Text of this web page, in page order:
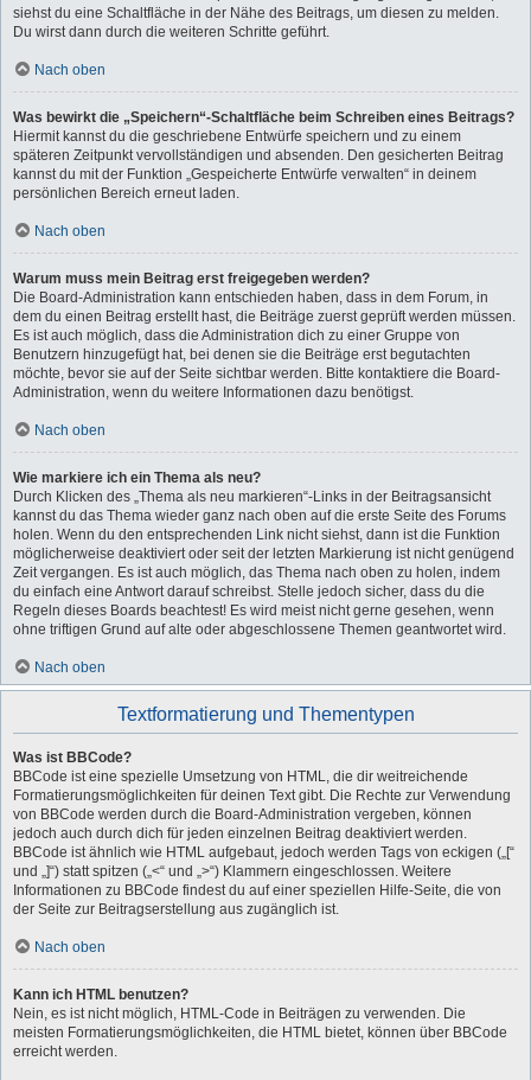
siehst du eine Schaltfläche in der Nähe des Beitrags, um diesen zu melden.
Du wirst dann durch die weiteren Schritte geführt.
Nach oben
Was bewirkt die „Speichern“-Schaltfläche beim Schreiben eines Beitrags?
Hiermit kannst du die geschriebene Entwürfe speichern und zu einem
späteren Zeitpunkt vervollständigen und absenden. Den gesicherten Beitrag
kannst du mit der Funktion „Gespeicherte Entwürfe verwalten“ in deinem
persönlichen Bereich erneut laden.
Nach oben
Warum muss mein Beitrag erst freigegeben werden?
Die Board-Administration kann entschieden haben, dass in dem Forum, in
dem du einen Beitrag erstellt hast, die Beiträge zuerst geprüft werden müssen.
Es ist auch möglich, dass die Administration dich zu einer Gruppe von
Benutzern hinzugefügt hat, bei denen sie die Beiträge erst begutachten
möchte, bevor sie auf der Seite sichtbar werden. Bitte kontaktiere die Board-
Administration, wenn du weitere Informationen dazu benötigst.
Nach oben
Wie markiere ich ein Thema als neu?
Durch Klicken des „Thema als neu markieren“-Links in der Beitragsansicht
kannst du das Thema wieder ganz nach oben auf die erste Seite des Forums
holen. Wenn du den entsprechenden Link nicht siehst, dann ist die Funktion
möglicherweise deaktiviert oder seit der letzten Markierung ist nicht genügend
Zeit vergangen. Es ist auch möglich, das Thema nach oben zu holen, indem
du einfach eine Antwort darauf schreibst. Stelle jedoch sicher, dass du die
Regeln dieses Boards beachtest! Es wird meist nicht gerne gesehen, wenn
ohne triftigen Grund auf alte oder abgeschlossene Themen geantwortet wird.
Nach oben
Textformatierung und Thementypen
Was ist BBCode?
BBCode ist eine spezielle Umsetzung von HTML, die dir weitreichende
Formatierungsmöglichkeiten für deinen Text gibt. Die Rechte zur Verwendung
von BBCode werden durch die Board-Administration vergeben, können
jedoch auch durch dich für jeden einzelnen Beitrag deaktiviert werden.
BBCode ist ähnlich wie HTML aufgebaut, jedoch werden Tags von eckigen („[“
und „]“) statt spitzen („<“ und „>“) Klammern eingeschlossen. Weitere
Informationen zu BBCode findest du auf einer speziellen Hilfe-Seite, die von
der Seite zur Beitragserstellung aus zugänglich ist.
Nach oben
Kann ich HTML benutzen?
Nein, es ist nicht möglich, HTML-Code in Beiträgen zu verwenden. Die
meisten Formatierungsmöglichkeiten, die HTML bietet, können über BBCode
erreicht werden.